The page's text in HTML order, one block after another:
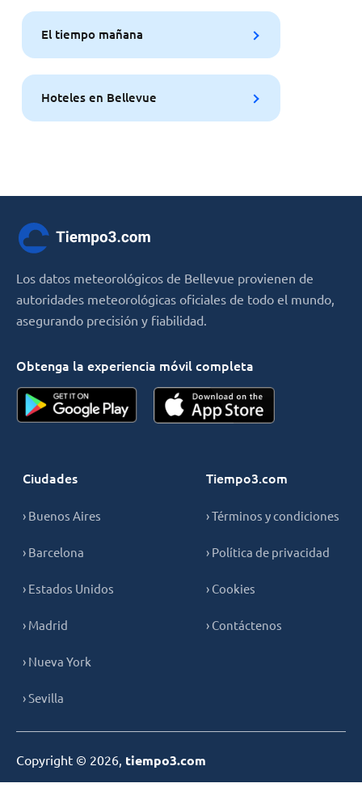
El tiempo mañana
Hoteles en Bellevue
Los datos meteorológicos de Bellevue provienen de
autoridades meteorológicas oficiales de todo el mundo,
asegurando precisión y fiabilidad.
Obtenga la experiencia móvil completa
Ciudades
› Buenos Aires
› Barcelona
› Estados Unidos
› Madrid
› Nueva York
› Sevilla
Tiempo3.com
› Términos y condiciones
› Política de privacidad
› Cookies
› Contáctenos
Copyright © 2026, tiempo3.com